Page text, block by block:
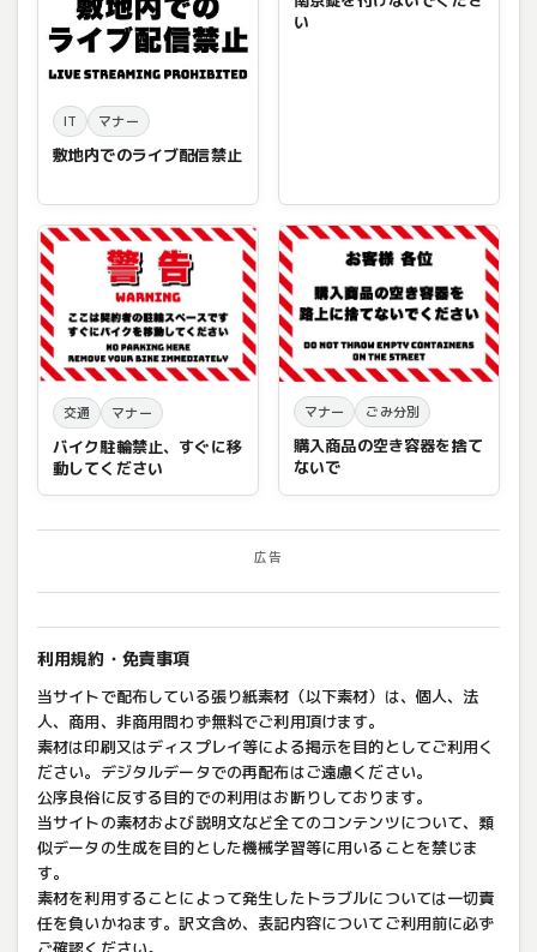
IT マナー
敷地内でのライブ配信禁止
い
交通 マナー
バイク駐輪禁止、すぐに移
動してください
マナー ごみ分別
購入商品の空き容器を捨て
ないで
広告
利用規約・免責事項
当サイトで配布している張り紙素材（以下素材）は、個人、法
人、商用、非商用問わず無料でご利用頂けます。
素材は印刷又はディスプレイ等による掲示を目的としてご利用く
ださい。デジタルデータでの再配布はご遠慮ください。
公序良俗に反する目的での利用はお断りしております。
当サイトの素材および説明文など全てのコンテンツについて、類
似データの生成を目的とした機械学習等に用いることを禁じま
す。
素材を利用することによって発生したトラブルについては一切責
任を負いかねます。訳文含め、表記内容についてご利用前に必ず